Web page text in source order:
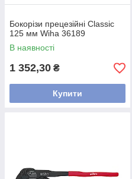
Бокорізи прецезійні Classic
125 мм Wiha 36189
В наявності
1 352,30 ₴
Купити